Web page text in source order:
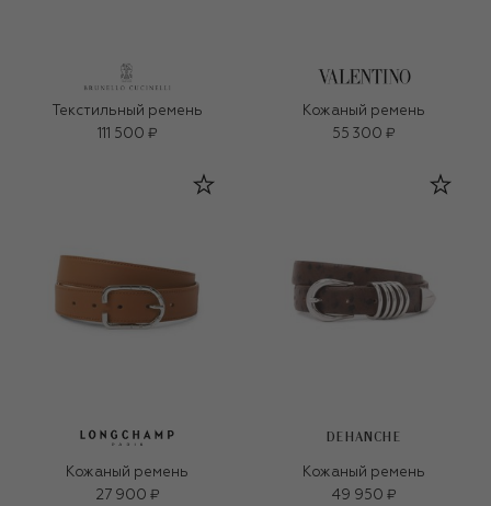
Текстильный ремень
111 500 ₽
Кожаный ремень
55 300 ₽
Кожаный ремень
27 900 ₽
DEHANCHE
Кожаный ремень
49 950 ₽